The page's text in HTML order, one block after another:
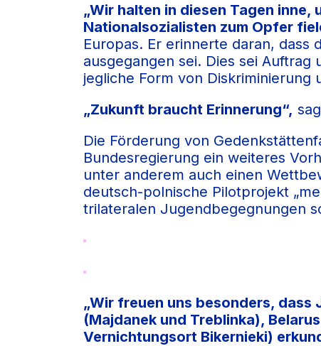
„Wir halten in diesen Tagen
Nationalsozialisten zum Opfer
Europas. Er erinnerte daran,
ausgegangen sei. Dies sei
jegliche Form von Diskriminierung
„Zukunft braucht Erinnerung“,
Die Förderung von
Bundesregierung ein weiteres
unter anderem auch einen
deutsch-polnische Pilotprojekt
trilateralen Jugendbegegnungen
„Wir freuen uns besonders,
(Majdanek und Treblinka),
Vernichtungsort Bikernieki)